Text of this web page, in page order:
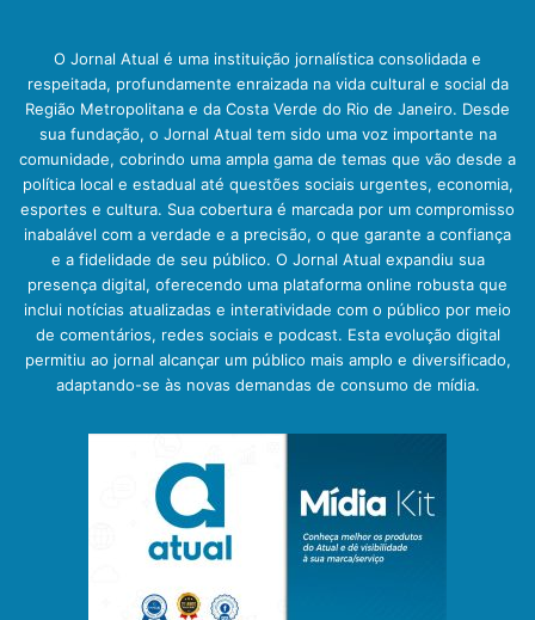
O Jornal Atual é uma instituição jornalística consolidada e
respeitada, profundamente enraizada na vida cultural e social da
Região Metropolitana e da Costa Verde do Rio de Janeiro. Desde
sua fundação, o Jornal Atual tem sido uma voz importante na
comunidade, cobrindo uma ampla gama de temas que vão desde a
política local e estadual até questões sociais urgentes, economia,
esportes e cultura. Sua cobertura é marcada por um compromisso
inabalável com a verdade e a precisão, o que garante a confiança
e a fidelidade de seu público. O Jornal Atual expandiu sua
presença digital, oferecendo uma plataforma online robusta que
inclui notícias atualizadas e interatividade com o público por meio
de comentários, redes sociais e podcast. Esta evolução digital
permitiu ao jornal alcançar um público mais amplo e diversificado,
adaptando-se às novas demandas de consumo de mídia.